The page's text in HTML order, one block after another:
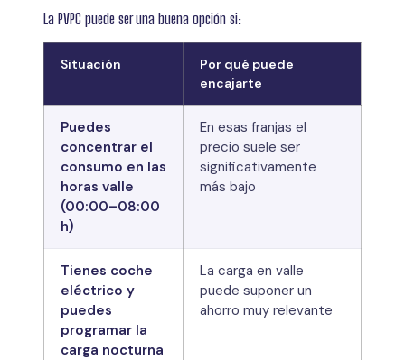
La PVPC puede ser una buena opción si:
Situación
Por qué puede
encajarte
Puedes
concentrar el
consumo en las
horas valle
(00:00–08:00
h)
En esas franjas el
precio suele ser
significativamente
más bajo
Tienes coche
eléctrico y
puedes
programar la
carga nocturna
La carga en valle
puede suponer un
ahorro muy relevante